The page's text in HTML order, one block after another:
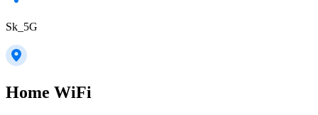
Sk_5G
Home WiFi